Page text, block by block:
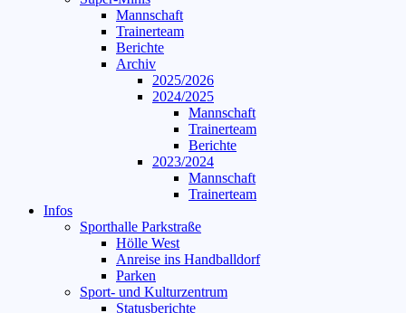
Mannschaft
Trainerteam
Berichte
Archiv
2025/2026
2024/2025
Mannschaft
Trainerteam
Berichte
2023/2024
Mannschaft
Trainerteam
Infos
Sporthalle Parkstraße
Hölle West
Anreise ins Handballdorf
Parken
Sport- und Kulturzentrum
Statusberichte